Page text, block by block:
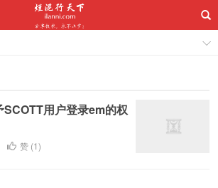
SCOTT用户登录em的权
赞 (1)